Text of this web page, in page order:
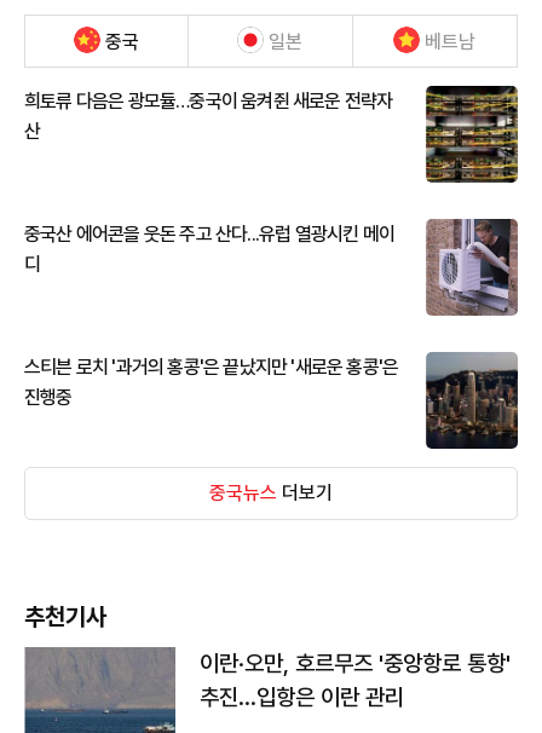
중국 일본 베트남
희토류 다음은 광모듈…중국이 움켜쥔 새로운 전략자
산
중국산 에어콘을 웃돈 주고 산다...유럽 열광시킨 메이
디
스티븐 로치 '과거의 홍콩'은 끝났지만 '새로운 홍콩'은
진행중
중국뉴스 더보기
추천기사
이란·오만, 호르무즈 '중앙항로 통항'
추진…입항은 이란 관리